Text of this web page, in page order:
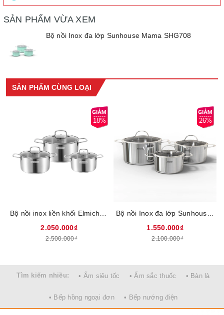
SẢN PHẨM VỪA XEM
Bộ nồi Inox đa lớp Sunhouse Mama SHG708
SẢN PHẨM CÙNG LOẠI
18%
2.050.000₫
2.500.000₫
26%
1.550.000₫
2.100.000₫
Tìm kiếm nhiều: • Ấm siêu tốc • Ấm sắc thuốc • Bàn là
• Bếp hồng ngoại đơn • Bếp nướng điện